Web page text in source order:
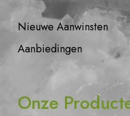
Nieuwe Aanwinsten
Aanbiedingen
Onze